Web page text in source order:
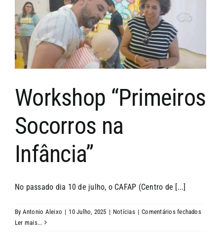
Workshop “Primeiros
Socorros na
Infância”
No passado dia 10 de julho, o CAFAP (Centro de [...]
By Antonio Aleixo | 10 Julho, 2025 | Notícias | Comentários fechadosem
Ler mais...